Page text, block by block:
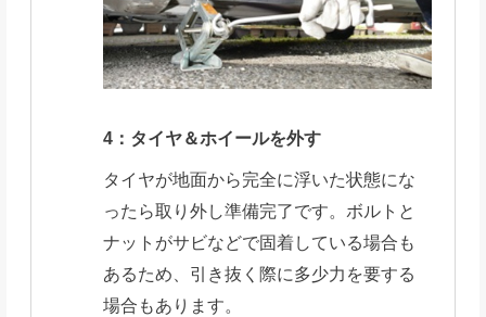
4：タイヤ＆ホイールを外す
タイヤが地面から完全に浮いた状態にな
ったら取り外し準備完了です。ボルトと
ナットがサビなどで固着している場合も
あるため、引き抜く際に多少力を要する
場合もあります。